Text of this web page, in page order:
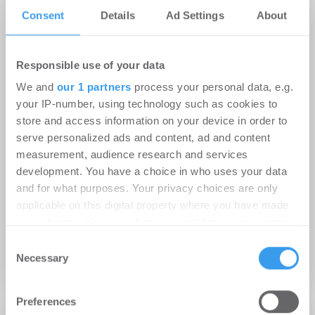
Consent Details Ad Settings About
Responsible use of your data
We and our 1 partners process your personal data, e.g.
your IP-number, using technology such as cookies to
store and access information on your device in order to
serve personalized ads and content, ad and content
measurement, audience research and services
development. You have a choice in who uses your data
and for what purposes. Your privacy choices are only
applicable on this digital property where you have made
the Privacy trigger icon.
Find out more about how your personal data is processed
and set your preferences in the
Selection
Necessary
Preferences
29.07.2020
Deutsche Energie Beratung erläutert die Top
10 der Gründe, warum sich neue
Facility Management